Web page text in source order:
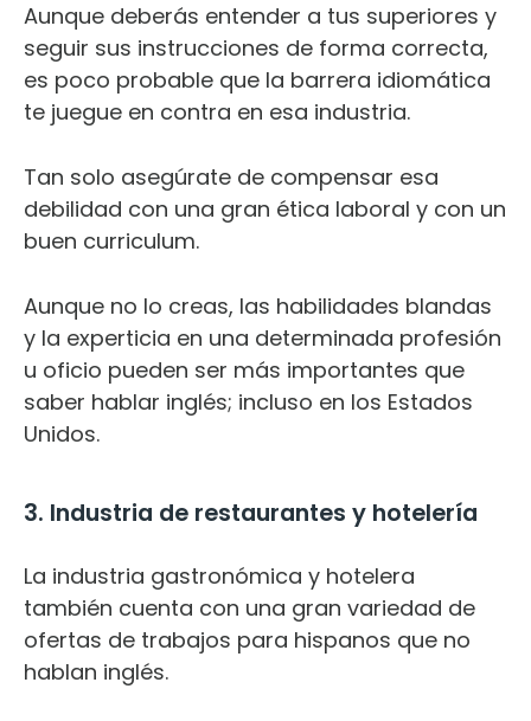
Aunque deberás entender a tus superiores y
seguir sus instrucciones de forma correcta,
es poco probable que la barrera idiomática
te juegue en contra en esa industria.
Tan solo asegúrate de compensar esa
debilidad con una gran ética laboral y con un
buen curriculum.
Aunque no lo creas, las habilidades blandas
y la experticia en una determinada profesión
u oficio pueden ser más importantes que
saber hablar inglés; incluso en los Estados
Unidos.
3. Industria de restaurantes y hotelería
La industria gastronómica y hotelera
también cuenta con una gran variedad de
ofertas de trabajos para hispanos que no
hablan inglés.